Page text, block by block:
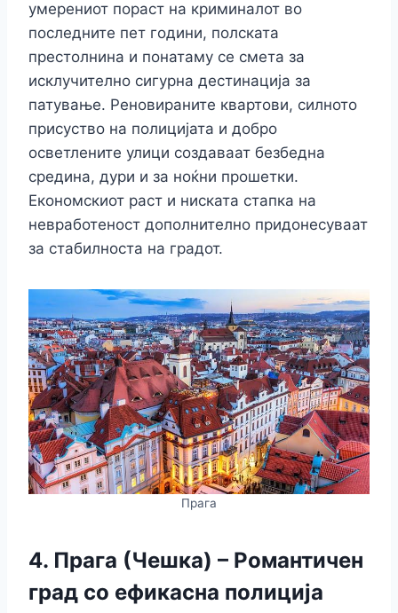
умерениот пораст на криминалот во
последните пет години, полската
престолнина и понатаму се смета за
исклучително сигурна дестинација за
патување. Реновираните квартови, силното
присуство на полицијата и добро
осветлените улици создаваат безбедна
средина, дури и за ноќни прошетки.
Економскиот раст и ниската стапка на
невработеност дополнително придонесуваат
за стабилноста на градот.
Прага
4. Прага (Чешка) – Романтичен
град со ефикасна полиција